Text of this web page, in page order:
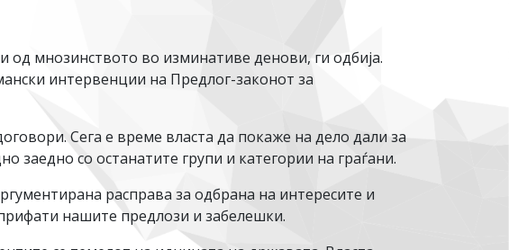
од мнозинството во изминативе денови, ги одбија.
интервенции на Предлог-законот за
Сега е време власта да покаже на дело дали за
заедно со останатите групи и категории на граѓани.
расправа за одбрана на интересите и
нашите предлози и забелешки.